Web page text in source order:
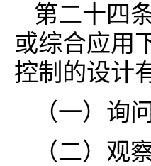
第二十四
或综合应用
控制的设计
（一）询
（二）观